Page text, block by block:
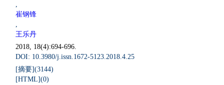
,
崔钢锋
,
王乐丹
2018, 18(4):694-696.
DOI: 10.3980/j.issn.1672-5123.2018.4.25
[摘要](3144)
[HTML](0)